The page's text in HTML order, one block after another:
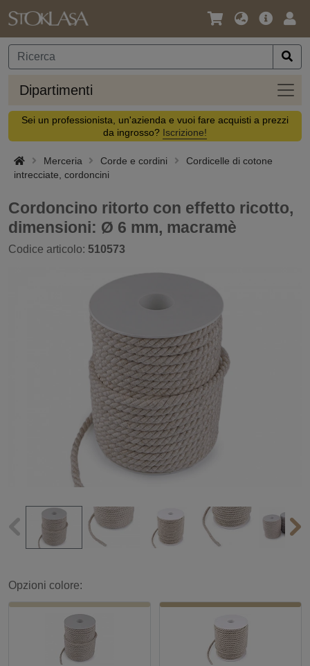
Lingua
Valuta
Offerta
Dipartimenti
Sei un professionista, un'azienda e vuoi fare acquisti a prezzi
da ingrosso? Iscrizione!
Merceria Corde e cordini
Cordicelle di cotone
intrecciate, cordoncini
Cordoncino ritorto con effetto ricotto,
dimensioni: Ø 6 mm, macramè
Codice articolo: 510573
Opzioni colore: